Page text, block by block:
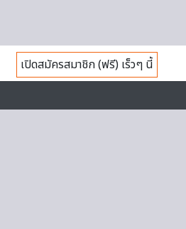
เปิดสมัครสมาชิก (ฟรี) เร็วๆ นี้